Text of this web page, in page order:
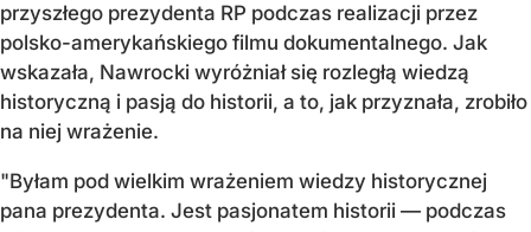
przyszłego prezydenta RP podczas realizacji przez
polsko-amerykańskiego filmu dokumentalnego. Jak
wskazała, Nawrocki wyróżniał się rozległą wiedzą
historyczną i pasją do historii, a to, jak przyznała, zrobiło
na niej wrażenie.
"Byłam pod wielkim wrażeniem wiedzy historycznej
pana prezydenta. Jest pasjonatem historii — podczas